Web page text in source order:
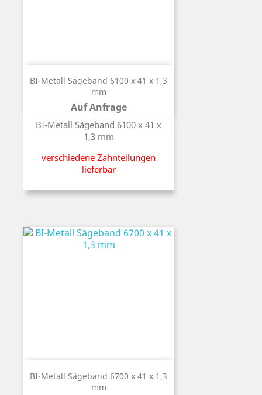
BI-Metall Sägeband 6100 x 41 x 1,3
mm
Auf Anfrage
Preis
BI-Metall Sägeband 6100 x 41 x
1,3 mm
verschiedene Zahnteilungen
lieferbar
BI-Metall Sägeband 6700 x 41 x 1,3
mm